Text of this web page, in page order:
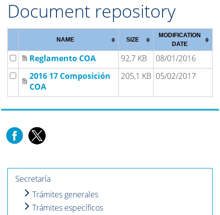
Document repository
NAME SIZE
MODIFICATION
DATE
Reglamento COA 92,7 KB
08/01/2016
2016 17 Composición
COA
205,1 KB 05/02/2017
Secretaría
Trámites generales
Trámites específicos